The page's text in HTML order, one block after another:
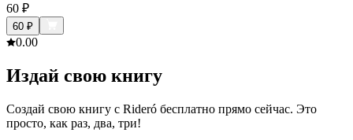
60 ₽
60 ₽
0.00
Издай свою книгу
Создай свою книгу с Rideró бесплатно прямо сейчас. Это
просто, как раз, два, три!